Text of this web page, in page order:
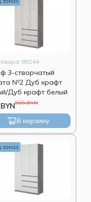
88244
3-створчатый
№2 Дуб крафт
Дуб крафт белый
865 BYN
В корзину
заказ